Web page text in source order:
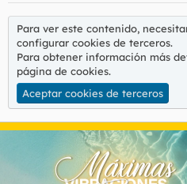
Para ver este contenido,
configurar cookies de terceros.
Para obtener información más
página de cookies.
Aceptar cookies de terceros